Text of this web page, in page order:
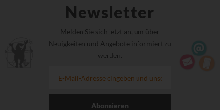
Newsletter
Melden Sie sich jetzt an, um über
Neuigkeiten und Angebote informiert zu
werden.
Abonnieren